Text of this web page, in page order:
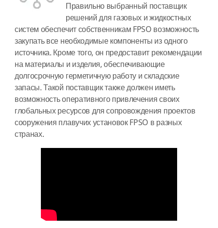
Правильно выбранный поставщик
решений для газовых и жидкостных
систем обеспечит собственникам FPSO возможность
закупать все необходимые компоненты из одного
источника. Кроме того, он предоставит рекомендации
на материалы и изделия, обеспечивающие
долгосрочную герметичную работу и складские
запасы. Такой поставщик также должен иметь
возможность оперативного привлечения своих
глобальных ресурсов для сопровождения проектов
сооружения плавучих установок FPSO в разных
странах.